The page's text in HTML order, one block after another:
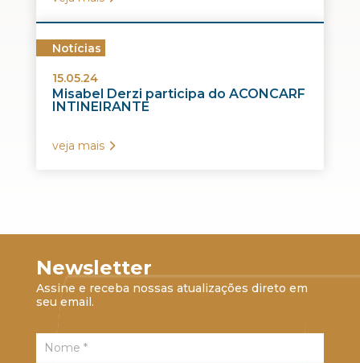
Notícias
15.05.24
Misabel Derzi participa do ACONCARF
INTINEIRANTE
veja mais
Newsletter
Assine e receba nossas atualizações direto em
seu email.